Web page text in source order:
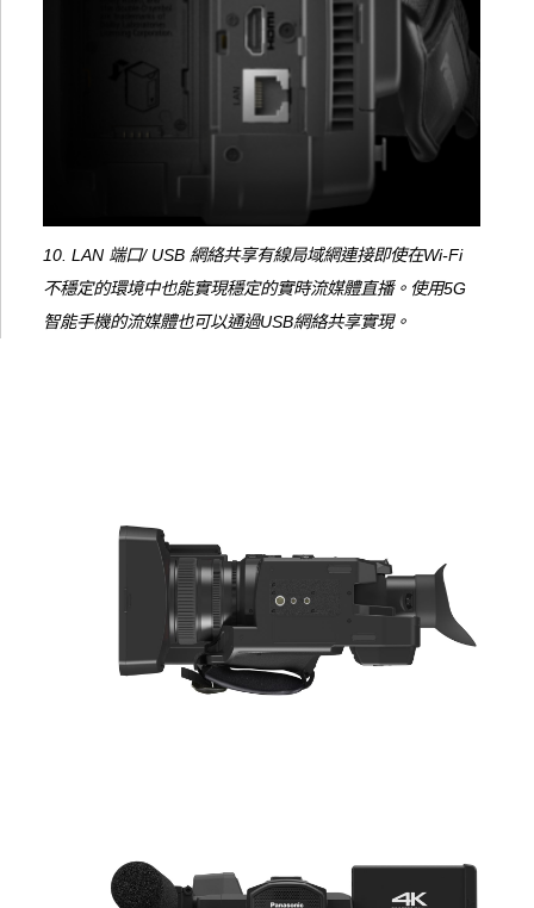
10. LAN 端口/ USB 網絡共享有線局域網連接即使在Wi-Fi
不穩定的環境中也能實現穩定的實時流媒體直播。使用5G
智能手機的流媒體也可以通過USB網絡共享實現。